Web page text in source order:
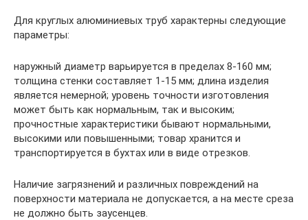
Для круглых алюминиевых труб характерны следующие
параметры:
наружный диаметр варьируется в пределах 8-160 мм;
толщина стенки составляет 1-15 мм; длина изделия
является немерной; уровень точности изготовления
может быть как нормальным, так и высоким;
прочностные характеристики бывают нормальными,
высокими или повышенными; товар хранится и
транспортируется в бухтах или в виде отрезков.
Наличие загрязнений и различных повреждений на
поверхности материала не допускается, а на месте среза
не должно быть заусенцев.